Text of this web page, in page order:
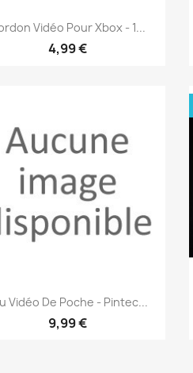
Aperçu rapide
Vidéo Pour Xbox - 1...
4,99 €
Aperçu rapide
Vidéo De Poche - Pintec...
9,99 €